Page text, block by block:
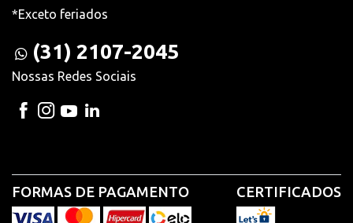
*Exceto feriados
(31) 2107-2045
Nossas Redes Sociais
FORMAS DE PAGAMENTO CERTIFICADOS